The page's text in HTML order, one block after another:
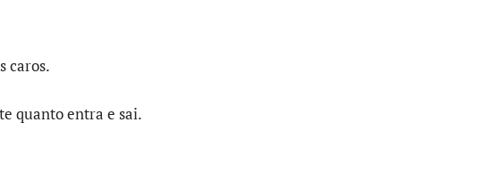
caros.
quanto entra e sai.